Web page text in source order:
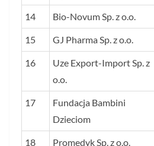
14 Bio-Novum Sp. z o.o.
15 GJ Pharma Sp. z o.o.
16
Uze Export-Import Sp. z
o.o.
17
Fundacja Bambini
Dzieciom
18 Promedyk Sp. z o.o.